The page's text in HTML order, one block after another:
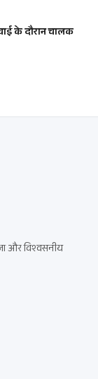
के दौरान चालक
और विश्वसनीय